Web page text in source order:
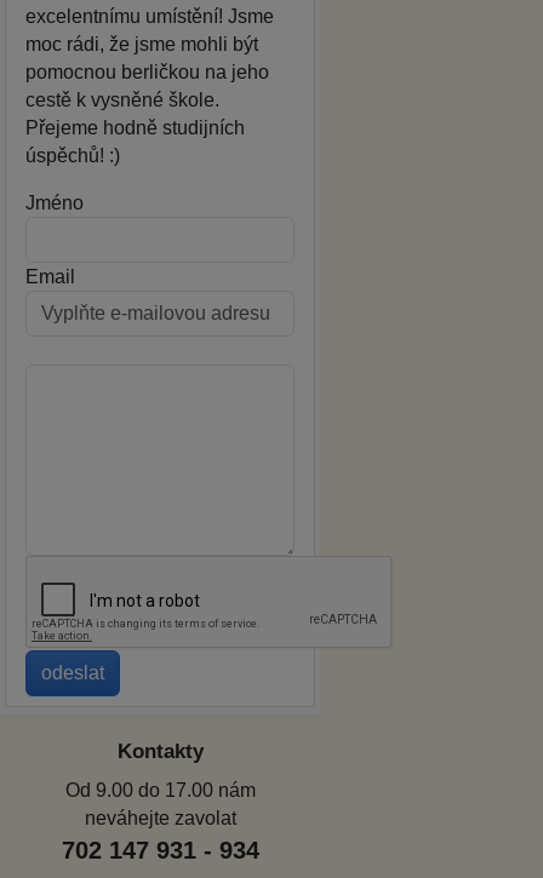
excelentnímu umístění! Jsme
moc rádi, že jsme mohli být
pomocnou berličkou na jeho
cestě k vysněné škole.
Přejeme hodně studijních
úspěchů! :)
Jméno
Email
Kontakty
Od 9.00 do 17.00 nám
neváhejte zavolat
702 147 931 - 934